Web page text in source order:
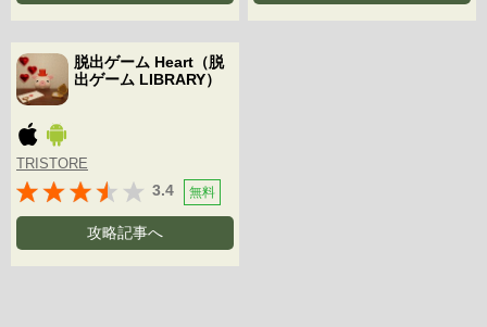
脱出ゲーム Heart（脱
出ゲーム LIBRARY）
TRISTORE
3.4 無料
攻略記事へ